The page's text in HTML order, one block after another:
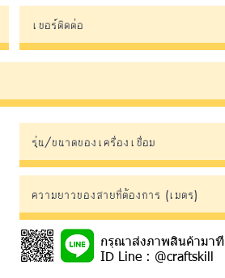
กรุณาส่งภาพสินค้ามาที่
ID Line : @craftskill